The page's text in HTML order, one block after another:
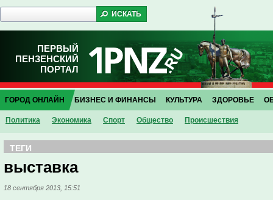
ПЕРВЫЙ
ПЕНЗЕНСКИЙ
ПОРТАЛ
ГОРОД ОНЛАЙН
Политика Экономика Спорт Общество Проиcшествия
БИЗНЕС И ФИНАНСЫ КУЛЬТУРА ЗДОРОВЬЕ
ТЕГИ
выставка
18 сентября 2013, 15:51